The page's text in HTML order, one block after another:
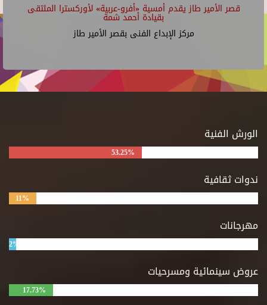
قصر الأمير طاز يقدم أمسية «أفرو-عربية» لأوركسترا الملتقى
بقيادة أحمد شمة
مركز الإبداع الفنى بقصر الأمير طاز
الورش الفنية
53.25%
ندوات ثقافية
11%
مهرجانات
2%
عروض سينمائية ومسرحيات
17.73%